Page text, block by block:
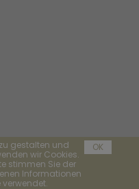
gestalten und
wir Cookies.
stimmen Sie der
Informationen
verwendet.
OK